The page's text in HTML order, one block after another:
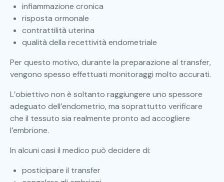
infiammazione cronica
risposta ormonale
contrattilità uterina
qualità della recettività endometriale
Per questo motivo, durante la preparazione al transfer,
vengono spesso effettuati monitoraggi molto accurati.
L’obiettivo non è soltanto raggiungere uno spessore
adeguato dell’endometrio, ma soprattutto verificare
che il tessuto sia realmente pronto ad accogliere
l’embrione.
In alcuni casi il medico può decidere di:
posticipare il transfer